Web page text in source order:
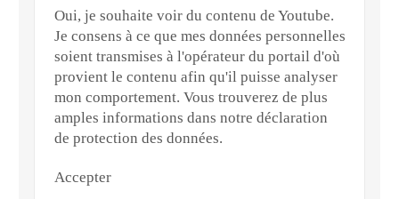
Oui, je souhaite voir du contenu de Youtube.
Je consens à ce que mes données personnelles
soient transmises à l'opérateur du portail d'où
provient le contenu afin qu'il puisse analyser
mon comportement. Vous trouverez de plus
amples informations dans notre déclaration
de protection des données.
Accepter